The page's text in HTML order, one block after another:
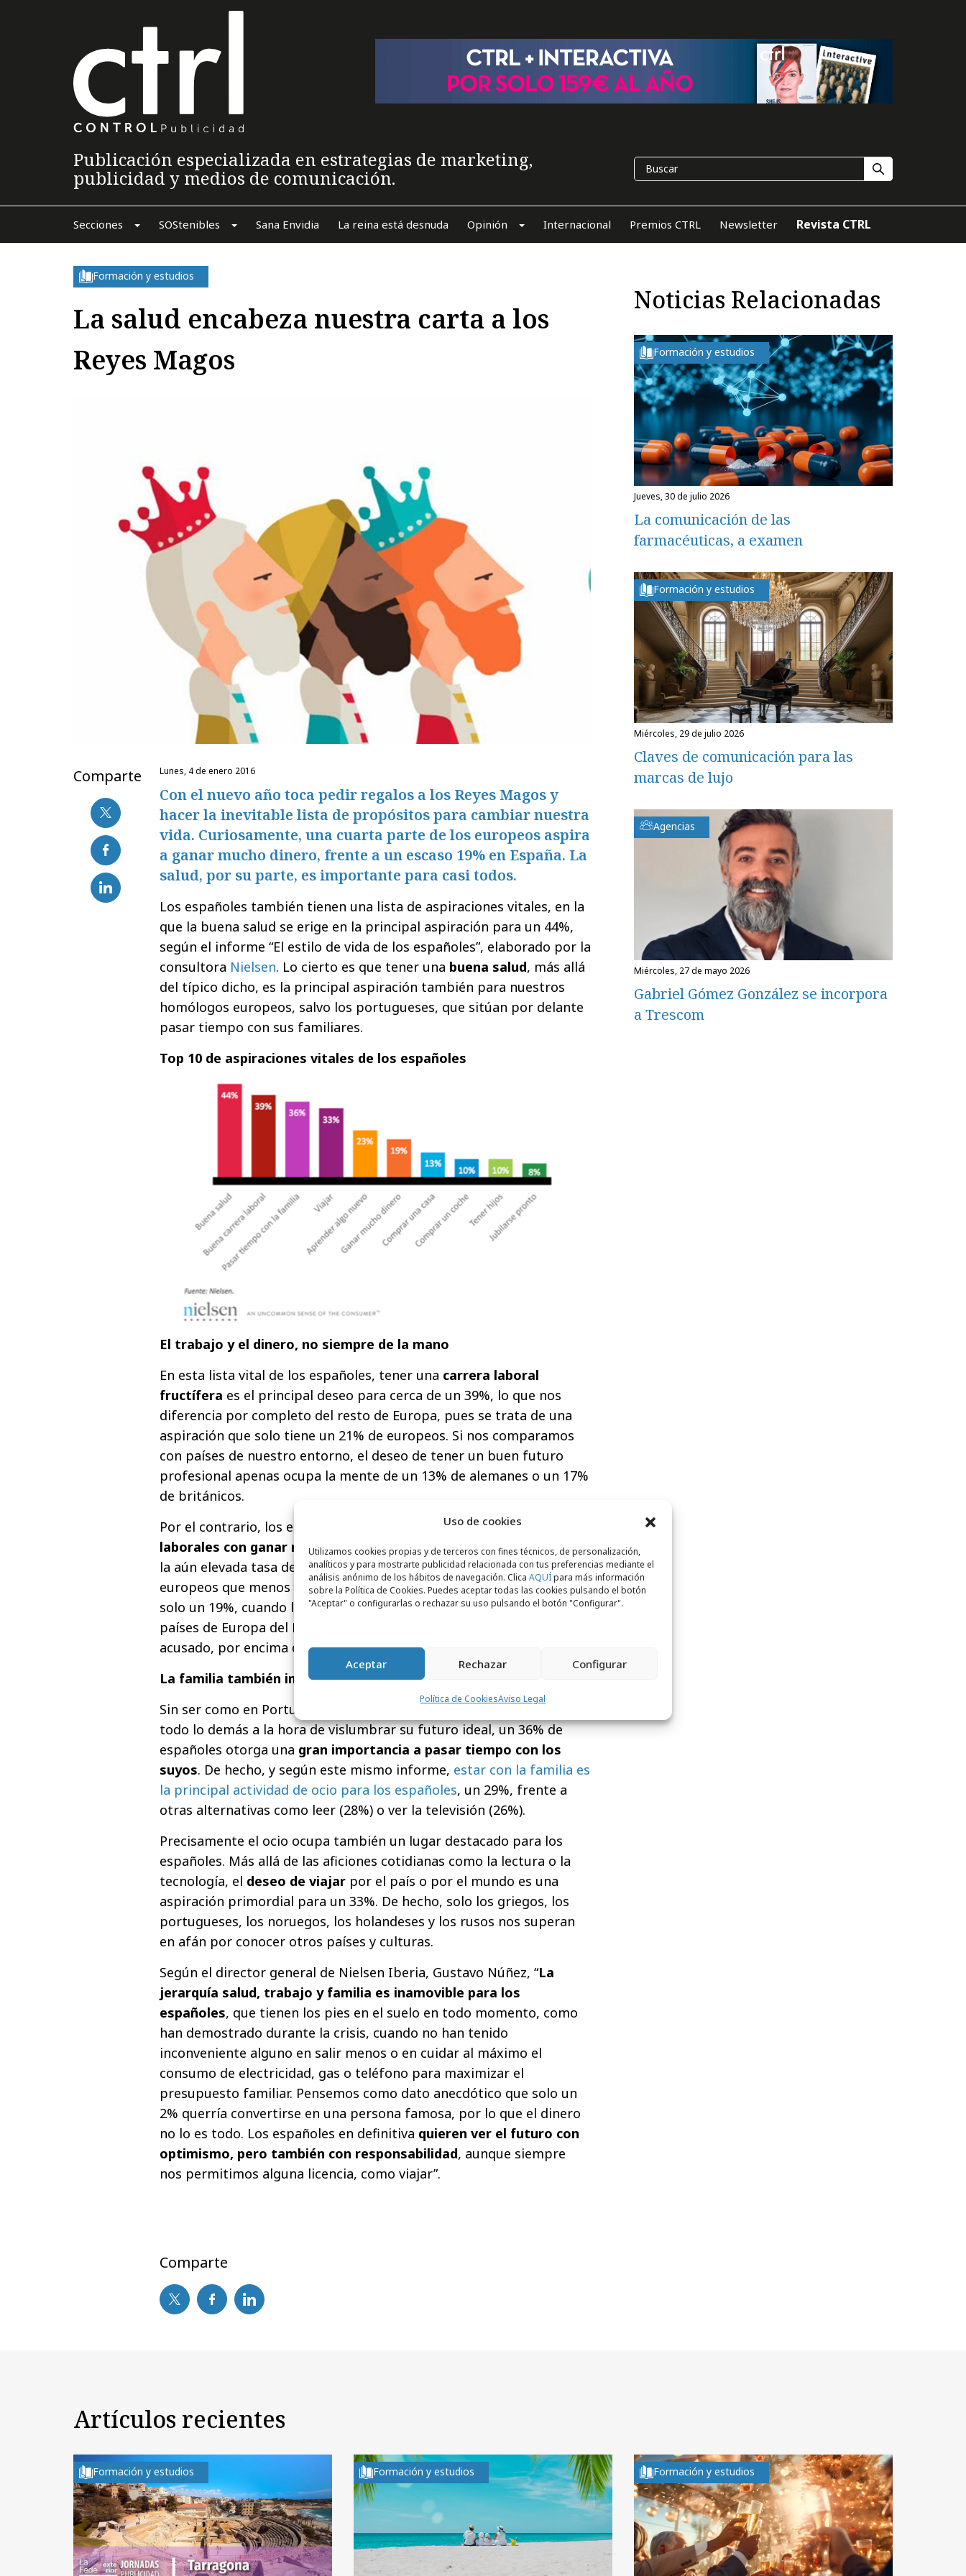
Uso de cookies
Utilizamos cookies propias y de terceros con fines técnicos, de personalización,
analíticos y para mostrarte publicidad relacionada con tus preferencias mediante el
análisis anónimo de los hábitos de navegación. Clica AQUÍpara más información
sobre la Política de Cookies. Puedes aceptar todas las cookies pulsando el botón
"Aceptar" o configurarlas o rechazar su uso pulsando el botón "Configurar".
Aceptar Rechazar Configurar
Política de CookiesAviso Legal
Publicación especializada en estrategias de marketing,
publicidad y medios de comunicación.
Secciones SOStenibles Sana Envidia La reina está desnuda Opinión Internacional Premios CTRL Newsletter Revista CTRL
Formación y estudios
La salud encabeza nuestra carta a los
Reyes Magos
Comparte lunes, 4 de enero 2016
Con el nuevo año toca pedir regalos a los Reyes Magos y
hacer la inevitable lista de propósitos para cambiar nuestra
vida. Curiosamente, una cuarta parte de los europeos aspira
a ganar mucho dinero, frente a un escaso 19% en España. La
salud, por su parte, es importante para casi todos.
Los españoles también tienen una lista de aspiraciones vitales, en la
que la buena salud se erige en la principal aspiración para un 44%,
según el informe “El estilo de vida de los españoles”, elaborado por la
consultora Nielsen. Lo cierto es que tener una buena salud, más allá
del típico dicho, es la principal aspiración también para nuestros
homólogos europeos, salvo los portugueses, que sitúan por delante
pasar tiempo con sus familiares.
Top 10 de aspiraciones vitales de los españoles
El trabajo y el dinero, no siempre de la mano
En esta lista vital de los españoles, tener una carrera laboral
fructífera es el principal deseo para cerca de un 39%, lo que nos
diferencia por completo del resto de Europa, pues se trata de una
aspiración que solo tiene un 21% de europeos. Si nos comparamos
con países de nuestro entorno, el deseo de tener un buen futuro
profesional apenas ocupa la mente de un 13% de alemanes o un 17%
de británicos.
Por el contrario, los españoles
no vinculan colmar sus aspiraciones
laborales con ganar mucho dinero, algo que se explica en parte por
la aún elevada tasa de paro de nuestro país. De hecho, somos de los
europeos que menos pretenden enriquecerse a lo largo de su vida,
solo un 19%, cuando la media en Europa es de un 25%, si bien en
países de Europa del Este, como Hungría o Rusia, este afán es más
acusado, por encima del 30%.
La familia también importa
Sin ser como en Portugal, donde un la mitad antepone la familia a
todo lo demás a la hora de vislumbrar su futuro ideal, un 36% de
españoles otorga una gran importancia a pasar tiempo con los
suyos. De hecho, y según este mismo informe, estar con la familia es
la principal actividad de ocio para los españoles, un 29%, frente a
otras alternativas como leer (28%) o ver la televisión (26%).
Precisamente el ocio ocupa también un lugar destacado para los
españoles. Más allá de las aficiones cotidianas como la lectura o la
tecnología, el deseo de viajar por el país o por el mundo es una
aspiración primordial para un 33%. De hecho, solo los griegos, los
portugueses, los noruegos, los holandeses y los rusos nos superan
en afán por conocer otros países y culturas.
Según el director general de Nielsen Iberia, Gustavo Núñez, “La
jerarquía salud, trabajo y familia es inamovible para los
españoles, que tienen los pies en el suelo en todo momento, como
han demostrado durante la crisis, cuando no han tenido
inconveniente alguno en salir menos o en cuidar al máximo el
consumo de electricidad, gas o teléfono para maximizar el
presupuesto familiar. Pensemos como dato anecdótico que solo un
2% querría convertirse en una persona famosa, por lo que el dinero
no lo es todo. Los españoles en definitiva quieren ver el futuro con
optimismo, pero también con responsabilidad, aunque siempre
nos permitimos alguna licencia, como viajar”.
Comparte
Noticias Relacionadas
Formación y estudios
jueves, 30 de julio 2026
La comunicación de las
farmacéuticas, a examen
Formación y estudios
miércoles, 29 de julio 2026
Claves de comunicación para las
marcas de lujo
Agencias
miércoles, 27 de mayo 2026
Gabriel Gómez González se incorpora
a Trescom
Artículos recientes
Formación y estudios Formación y estudios Formación y estudios